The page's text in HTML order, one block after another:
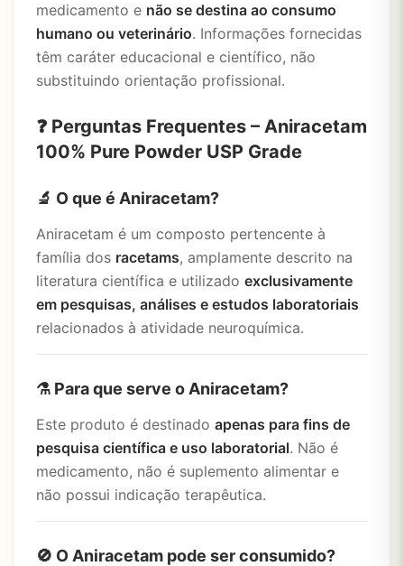
medicamento e não se destina ao consumo
humano ou veterinário. Informações fornecidas
têm caráter educacional e científico, não
substituindo orientação profissional.
❓ Perguntas Frequentes – Aniracetam
100% Pure Powder USP Grade
🔬 O que é Aniracetam?
Aniracetam é um composto pertencente à
família dos racetams, amplamente descrito na
literatura científica e utilizado exclusivamente
em pesquisas, análises e estudos laboratoriais
relacionados à atividade neuroquímica.
⚗️ Para que serve o Aniracetam?
Este produto é destinado apenas para fins de
pesquisa científica e uso laboratorial. Não é
medicamento, não é suplemento alimentar e
não possui indicação terapêutica.
🚫 O Aniracetam pode ser consumido?